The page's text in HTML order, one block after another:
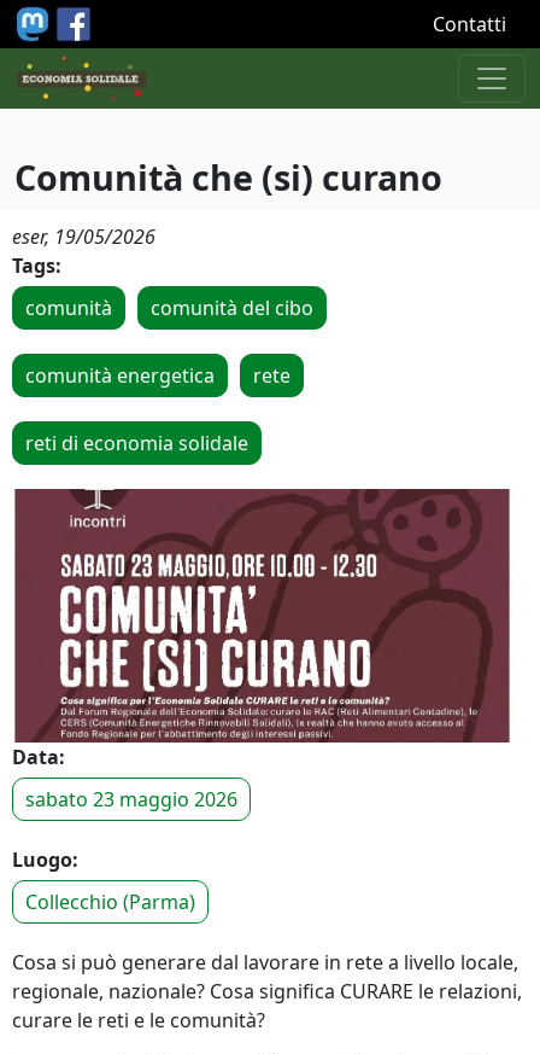
Salta al contenuto principale Contatti
Comunità che (si) curano
eser, 19/05/2026
Tags:
comunità
comunità del cibo
comunità energetica rete
reti di economia solidale
Data:
sabato 23 maggio 2026
Luogo:
Collecchio (Parma)
Cosa si può generare dal lavorare in rete a livello locale,
regionale, nazionale? Cosa significa CURARE le relazioni,
curare le reti e le comunità?